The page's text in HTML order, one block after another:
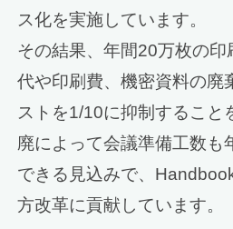
ス化を実施しています。
その結果、年間20万枚の
代や印刷費、機密資料の廃
ストを1/10に抑制すること
廃によって会議準備工数も
できる見込みで、
方改革に貢献しています。